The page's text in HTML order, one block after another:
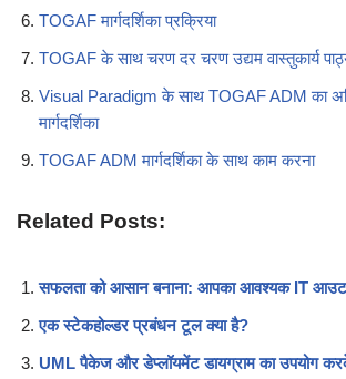
TOGAF मार्गदर्शिका प्रक्रिया
TOGAF के साथ चरण दर चरण उद्यम वास्तुकार्य
Visual Paradigm के साथ TOGAF ADM का
मार्गदर्शिका
TOGAF ADM मार्गदर्शिका के साथ काम करना
Related Posts:
सफलता को आसान बनाना: आपका आवश्यक IT
एक स्टेकहोल्डर प्रबंधन टूल क्या है?
UML पैकेज और डेप्लॉयमेंट डायग्राम का उपयोग